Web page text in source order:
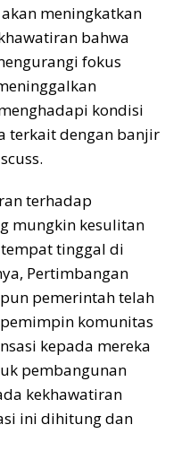
meningkatkan
bahwa
fokus
kondisi
terkait dengan banjir
terhadap
mungkin kesulitan
tinggal di
Pertimbangan
pemerintah telah
komunitas
kepada mereka
pembangunan
kekhawatiran
ini dihitung dan